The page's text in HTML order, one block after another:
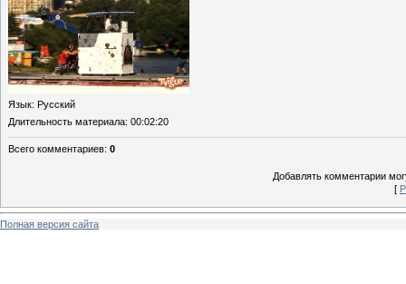
Язык: Русский
Длительность материала: 00:02:20
Всего комментариев: 0
Добавлять комментарии
[
Полная версия сайта